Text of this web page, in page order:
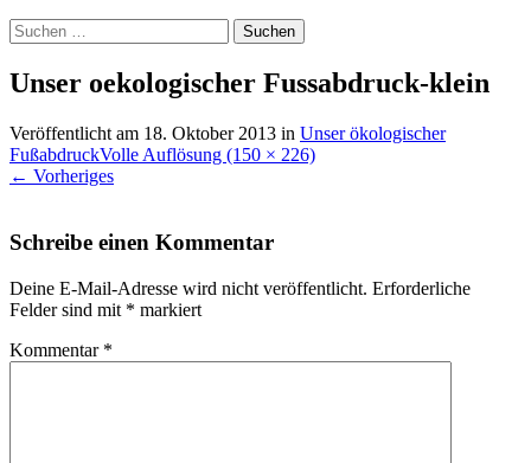
Suchen
nach:
Unser oekologischer Fussabdruck-klein
Veröffentlicht am 18. Oktober 2013 in Unser ökologischer
FußabdruckVolle Auflösung (150 × 226)
← Vorheriges
Schreibe einen Kommentar
Deine E-Mail-Adresse wird nicht veröffentlicht. Erforderliche
Felder sind mit * markiert
Kommentar *